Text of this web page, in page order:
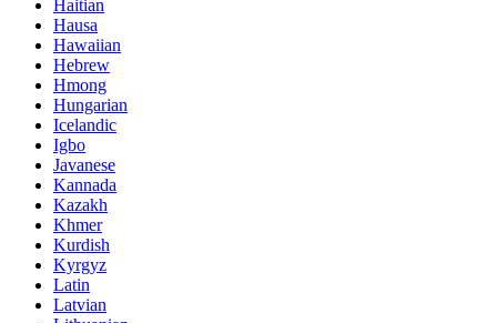
Haitian
Hausa
Hawaiian
Hebrew
Hmong
Hungarian
Icelandic
Igbo
Javanese
Kannada
Kazakh
Khmer
Kurdish
Kyrgyz
Latin
Latvian